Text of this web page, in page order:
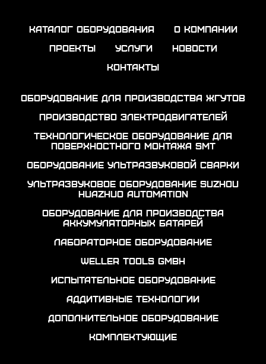
каталог оборудования
о компании
проекты
услуги
новости
контакты
Оборудование для производства жгутов
Производство электродвигателей
Технологическое оборудование для
поверхностного монтажа SMT
Оборудование ультразвуковой сварки
Ультразвуковое оборудование Suzhou
Huazhuo automation
Оборудование для производства
аккумуляторных батарей
Лабораторное оборудование
Weller Tools GmbH
Испытательное оборудование
Аддитивные технологии
Дополнительное оборудование
Комплектующие